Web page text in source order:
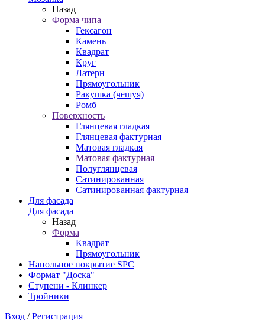
Назад
Форма чипа
Гексагон
Камень
Квадрат
Круг
Латерн
Прямоугольник
Ракушка (чешуя)
Ромб
Поверхность
Глянцевая гладкая
Глянцевая фактурная
Матовая гладкая
Матовая фактурная
Полуглянцевая
Сатинированная
Сатинированная фактурная
Для фасада
Для фасада
Назад
Форма
Квадрат
Прямоугольник
Напольное покрытие SPC
Формат "Доска"
Ступени - Клинкер
Тройники
Вход /Регистрация